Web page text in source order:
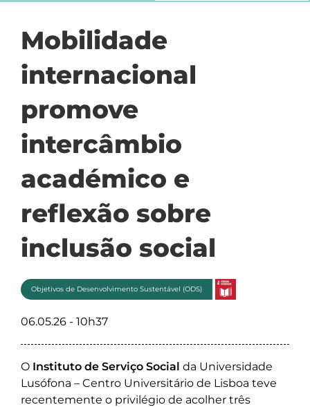
Mobilidade
internacional
promove
intercâmbio
académico e
reflexão sobre
inclusão social
Objetivos de Desenvolvimento Sustentável (ODS)
06.05.26 - 10h37
O Instituto de Serviço Social da Universidade
Lusófona – Centro Universitário de Lisboa teve
recentemente o privilégio de acolher três